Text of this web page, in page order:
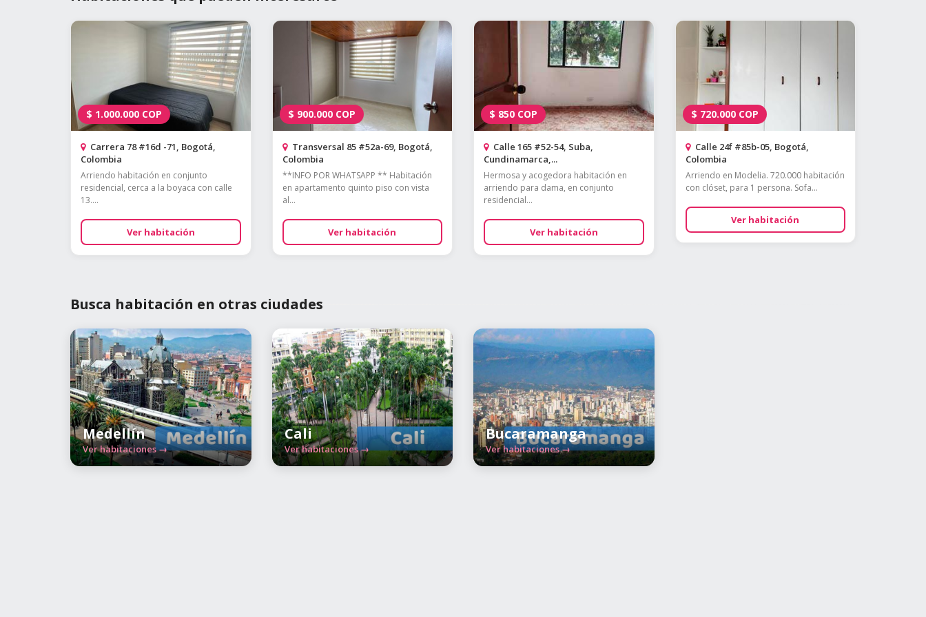
$ 1.000.000 COP
Carrera 78 #16d -71, Bogotá,
Colombia
Arriendo habitación en conjunto
residencial, cerca a la boyaca con calle
13....
Ver habitación
$ 900.000 COP
Transversal 85 #52a-69, Bogotá,
Colombia
**INFO POR WHATSAPP ** Habitación
en apartamento quinto piso con vista
al...
Ver habitación
$ 850 COP
Calle 165 #52-54, Suba,
Cundinamarca,...
Hermosa y acogedora habitación en
arriendo para dama, en conjunto
residencial...
Ver habitación
$ 720.000 COP
Calle 24f #85b-05, Bogotá,
Colombia
Arriendo en Modelia. 720.000 habitación
con clóset, para 1 persona. Sofa...
Ver habitación
Busca habitación en otras ciudades
Medellín
Ver habitaciones →
Cali
Ver habitaciones →
Bucaramanga
Ver habitaciones →